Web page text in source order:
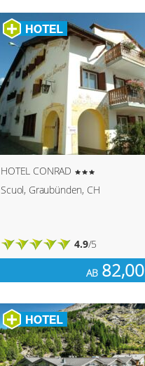
HOTEL CONRAD
Scuol, Graubünden, CH
4.9/5
AB82,00